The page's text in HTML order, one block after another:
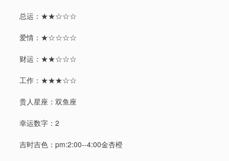
总运：★★☆☆☆
爱情：★☆☆☆☆
财运：★★☆☆☆
工作：★★★☆☆
贵人星座：双鱼座
幸运数字：2
吉时吉色：pm:2:00--4:00金杏橙